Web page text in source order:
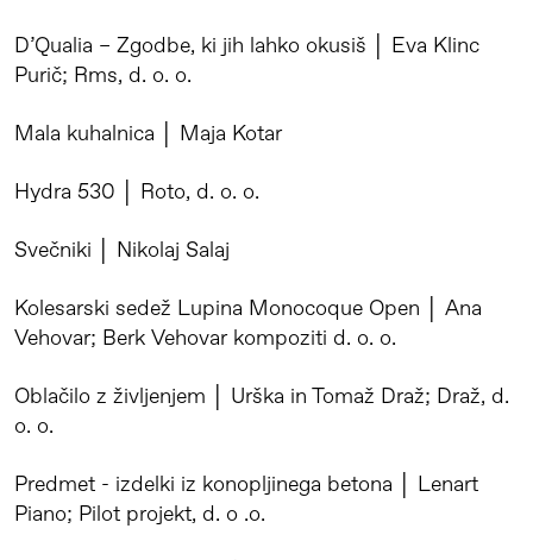
D’Qualia – Zgodbe, ki jih lahko okusiš │ Eva Klinc
Purič; Rms, d. o. o.
Mala kuhalnica │ Maja Kotar
Hydra 530 │ Roto, d. o. o.
Svečniki │ Nikolaj Salaj
Kolesarski sedež Lupina Monocoque Open │ Ana
Vehovar; Berk Vehovar kompoziti d. o. o.
Oblačilo z življenjem │ Urška in Tomaž Draž; Draž, d.
o. o.
Predmet - izdelki iz konopljinega betona │ Lenart
Piano; Pilot projekt, d. o .o.